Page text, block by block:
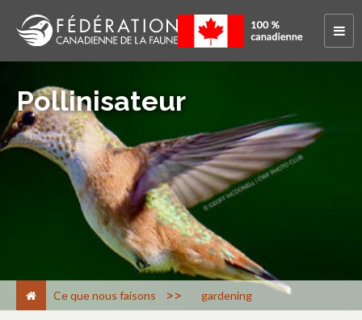
Pollinisateur
Ce que nous faisons > gardening